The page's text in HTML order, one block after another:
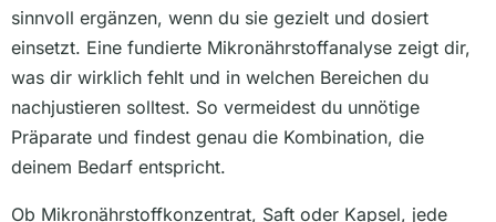
sinnvoll ergänzen, wenn du sie gezielt und dosiert
einsetzt. Eine fundierte Mikronährstoffanalyse zeigt dir,
was dir wirklich fehlt und in welchen Bereichen du
nachjustieren solltest. So vermeidest du unnötige
Präparate und findest genau die Kombination, die
deinem Bedarf entspricht.
Ob Mikronährstoffkonzentrat, Saft oder Kapsel, jede